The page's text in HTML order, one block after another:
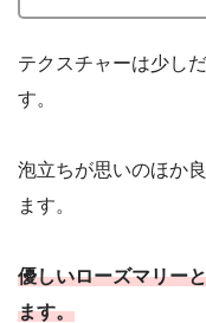
テクスチャーは少し
す。
泡立ちが思いのほか
ます。
優しいローズマリー
ます。